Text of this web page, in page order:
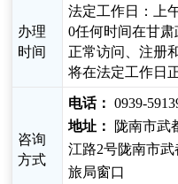
办理
时间
法定工作日：上
0任何时间在甘
正常访问、注册
将在法定工作日
咨询
方式
电话： 0939-
地址：
陇南市武
江路2号陇南市
旅局窗口